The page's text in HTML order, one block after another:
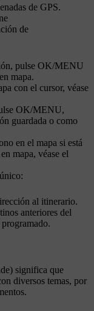
de GPS.
de
pulse OK/MENU
mapa.
con el cursor, véase
OK/MENU,
guardada o como
en el mapa si está
mapa, véase el
al itinerario.
anteriores del
significa que
diversos temas, por